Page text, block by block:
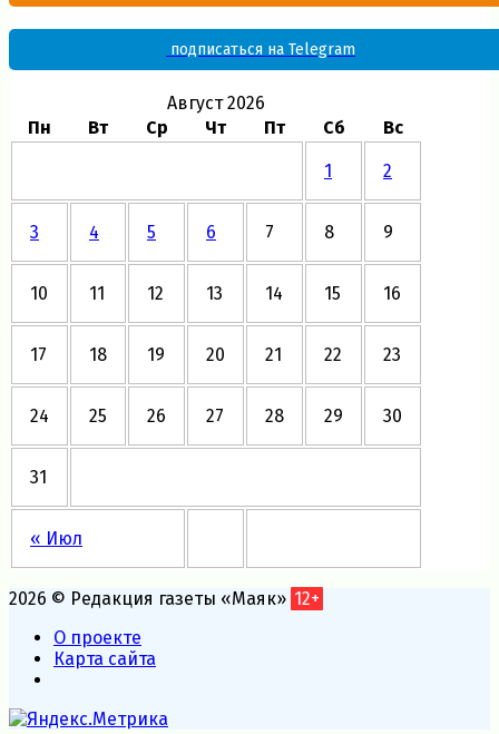
подписаться на Telegram
Август 2026
Пн
Вт Ср Чт Пт Сб Вс
« Июл
1 2
3 4 5 6 7 8 9
10 11 12 13 14 15 16
17 18 19 20 21 22 23
24 25 26 27 28 29 30
31
2026 © Редакция газеты «Маяк» 12+
О проекте
Карта сайта